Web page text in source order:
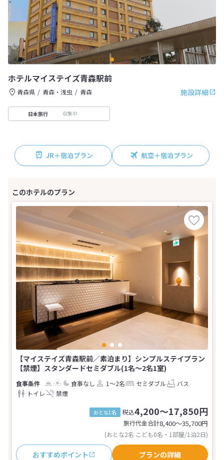
ホテルマイステイズ青森駅前
施設詳細
青森県 青森・浅虫 青森
日本旅行 収集中
JR＋宿泊プラン 航空＋宿泊プラン
【マイステイズ青森駅前／素泊まり】シンプルステイプラン
【禁煙】スタンダードセミダブル(1名～2名1室)
食事なし 1～2名 セミダブル
バス
トイレ
禁煙
おとな1名 税込4,200～17,850円
旅行代金合計8,400〜35,700円
(おとな2名 こども0名・1部屋/1泊2日)
おすすめポイント プランの詳細